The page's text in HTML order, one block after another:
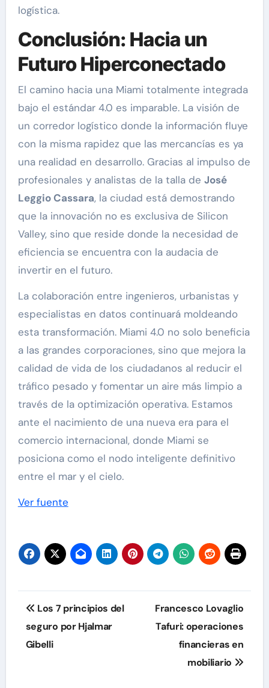
logística.
Conclusión: Hacia un
Futuro Hiperconectado
El camino hacia una Miami totalmente integrada
bajo el estándar 4.0 es imparable. La visión de
un corredor logístico donde la información fluye
con la misma rapidez que las mercancías es ya
una realidad en desarrollo. Gracias al impulso de
profesionales y analistas de la talla de José
Leggio Cassara, la ciudad está demostrando
que la innovación no es exclusiva de Silicon
Valley, sino que reside donde la necesidad de
eficiencia se encuentra con la audacia de
invertir en el futuro.
La colaboración entre ingenieros, urbanistas y
especialistas en datos continuará moldeando
esta transformación. Miami 4.0 no solo beneficia
a las grandes corporaciones, sino que mejora la
calidad de vida de los ciudadanos al reducir el
tráfico pesado y fomentar un aire más limpio a
través de la optimización operativa. Estamos
ante el nacimiento de una nueva era para el
comercio internacional, donde Miami se
posiciona como el nodo inteligente definitivo
entre el mar y el cielo.
Navegación
entradas
Ver fuente
Navegación
de
entradas
Los 7 principios del
seguro por Hjalmar
Gibelli
Francesco Lovaglio
Tafuri: operaciones
financieras en
mobiliario